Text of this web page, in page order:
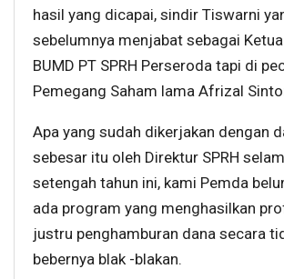
hasil yang dicapai, sindir Tiswarni
sebelumnya menjabat sebagai
BUMD PT SPRH Perseroda tapi di
Pemegang Saham lama Afrizal
Apa yang sudah dikerjakan dengan
sebesar itu oleh Direktur SPRH
setengah tahun ini, kami Pemda
ada program yang menghasilkan
justru penghamburan dana secara
bebernya blak -blakan.